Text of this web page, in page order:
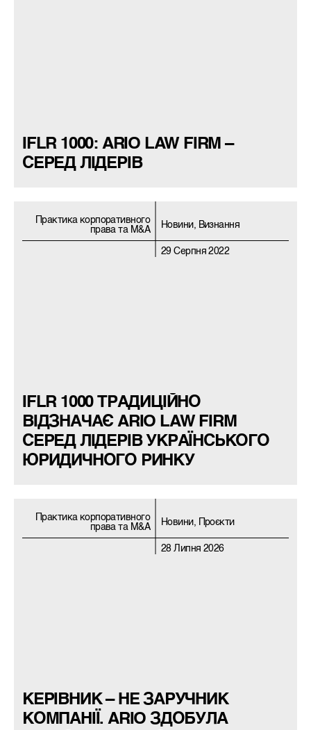
IFLR 1000: ARIO LAW FIRM –
СЕРЕД ЛІДЕРІВ
Практика корпоративного
права та M&A
Новини, Визнання
29 Серпня 2022
IFLR 1000 ТРАДИЦІЙНО
ВІДЗНАЧАЄ ARIO LAW FIRM
СЕРЕД ЛІДЕРІВ УКРАЇНСЬКОГО
ЮРИДИЧНОГО РИНКУ
Практика корпоративного
права та M&A
Новини, Проєкти
28 Липня 2026
КЕРІВНИК – НЕ ЗАРУЧНИК
КОМПАНІЇ. ARIO ЗДОБУЛА